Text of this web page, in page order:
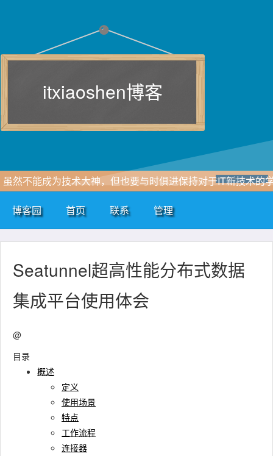
itxiaoshen博客
虽然不能成为技术大神，但也要与时俱进保持对于IT新技术的
www.itxiaoshen.com
博客园 首页 联系 管理
Seatunnel超高性能分布式数据
集成平台使用体会
@
目录
概述
定义
使用场景
特点
工作流程
连接器